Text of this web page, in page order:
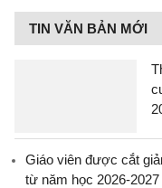
TIN VĂN BẢN MỚI
Giáo viên được cắt
từ năm học 2026-2027